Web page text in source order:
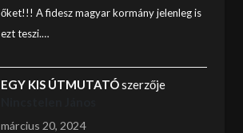
őket!!! A fidesz magyar kormány jelenleg is
ezt teszi.…
EGY KIS ÚTMUTATÓszerzője
március 20, 2024